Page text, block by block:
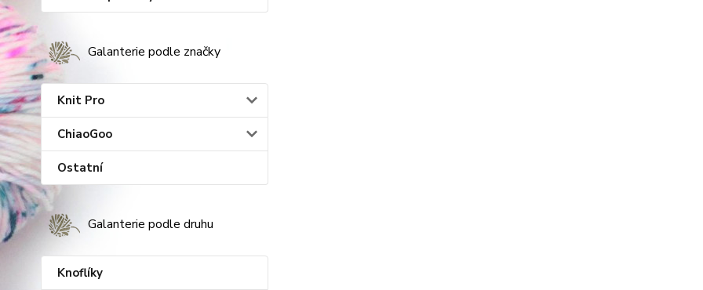
Galanterie podle značky
Knit Pro
ChiaoGoo
Ostatní
Galanterie podle druhu
Knoflíky